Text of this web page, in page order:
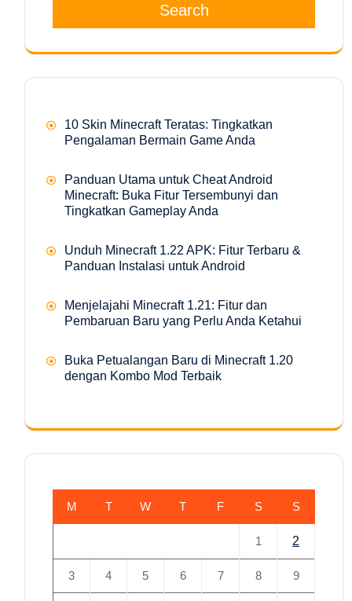
Search
10 Skin Minecraft Teratas: Tingkatkan
Pengalaman Bermain Game Anda
Panduan Utama untuk Cheat Android
Minecraft: Buka Fitur Tersembunyi dan
Tingkatkan Gameplay Anda
Unduh Minecraft 1.22 APK: Fitur Terbaru &
Panduan Instalasi untuk Android
Menjelajahi Minecraft 1.21: Fitur dan
Pembaruan Baru yang Perlu Anda Ketahui
Buka Petualangan Baru di Minecraft 1.20
dengan Kombo Mod Terbaik
M T W T F S S
1 2
3 4 5 6 7 8 9